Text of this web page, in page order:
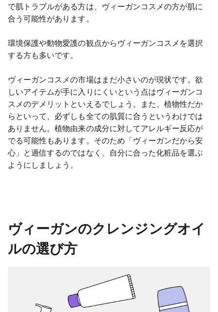
で肌トラブルがある方は、ヴィーガンコスメの方が肌に
合う可能性があります。
環境保護や動物愛護の観点からヴィーガンコスメを選択
する方も多いです。
ヴィーガンコスメの市場はまだ小さいのが現状です。欲
しいアイテムが手に入りにくいという点はヴィーガンコ
スメのデメリットといえるでしょう。また、植物性だか
らといって、必ずしも全ての肌質に合うというわけでは
ありません。植物由来の成分に対してアレルギー反応が
でる可能性もあります。そのため「ヴィーガンだから安
心」と過信するのではなく、自分に合った化粧品を選ぶ
ようにしましょう。
ヴィーガンのクレンジングオイ
ルの選び方